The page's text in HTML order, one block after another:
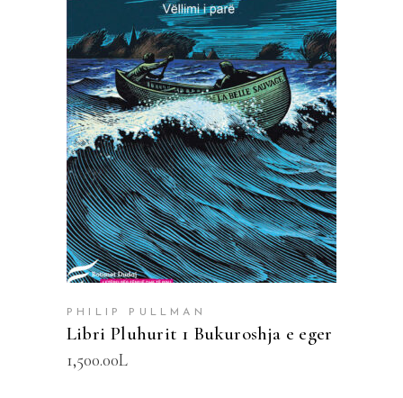
SHTOJE NË SHPORTË
PHILIP PULLMAN
Libri Pluhurit 1 Bukuroshja e eger
1,500.00L